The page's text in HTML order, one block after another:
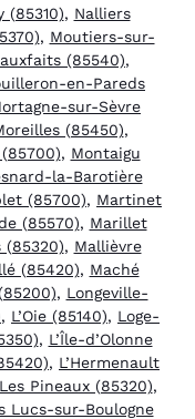
(85310), Nalliers
, Moutiers-sur-
(85540),
en-Pareds
sur-Sèvre
(85450),
, Montaigu
la-Barotière
(85700), Martinet
(85570), Marillet
(85320), Mallièvre
(85420), Maché
, Longeville-
, L’Oie (85140), Loge-
, L’Île-d’Olonne
, L’Hermenault
Les Pineaux (85320),
Lucs-sur-Boulogne